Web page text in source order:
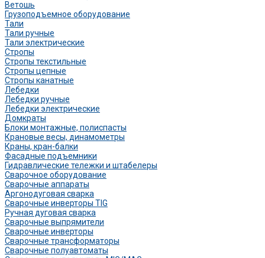
Ветошь
Грузоподъемное оборудование
Тали
Тали ручные
Тали электрические
Стропы
Стропы текстильные
Стропы цепные
Стропы канатные
Лебедки
Лебедки ручные
Лебедки электрические
Домкраты
Блоки монтажные, полиспасты
Крановые весы, динамометры
Краны, кран-балки
Фасадные подъемники
Гидравлические тележки и штабелеры
Сварочное оборудование
Сварочные аппараты
Аргонодуговая сварка
Сварочные инверторы TIG
Ручная дуговая сварка
Сварочные выпрямители
Сварочные инверторы
Сварочные трансформаторы
Сварочные полуавтоматы